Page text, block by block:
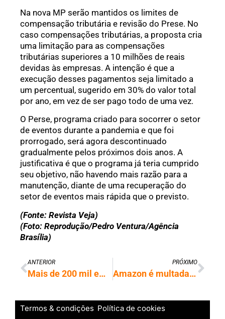
Na nova MP serão mantidos os limites de
compensação tributária e revisão do Prese. No
caso compensações tributárias, a proposta cria
uma limitação para as compensações
tributárias superiores a 10 milhões de reais
devidas às empresas. A intenção é que a
execução desses pagamentos seja limitado a
um percentual, sugerido em 30% do valor total
por ano, em vez de ser pago todo de uma vez.
O Perse, programa criado para socorrer o setor
de eventos durante a pandemia e que foi
prorrogado, será agora descontinuado
gradualmente pelos próximos dois anos. A
justificativa é que o programa já teria cumprido
seu objetivo, não havendo mais razão para a
manutenção, diante de uma recuperação do
setor de eventos mais rápida que o previsto.
(Fonte: Revista Veja)
(Foto: Reprodução/Pedro Ventura/Agência
Brasília)
ANTERIOR
Mais de 200 mil empresas deram calote no FGTS, diz instituto; entenda
PRÓXIMO
Amazon é multada por monitoramento indevido de funcionários; saiba
Termos & condições Política de cookies